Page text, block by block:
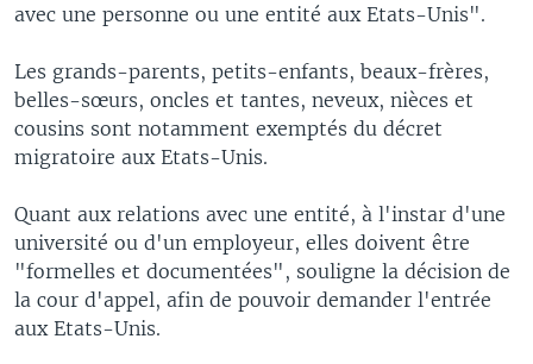
avec une personne ou une entité aux Etats-Unis".
Les grands-parents, petits-enfants, beaux-frères,
belles-sœurs, oncles et tantes, neveux, nièces et
cousins sont notamment exemptés du décret
migratoire aux Etats-Unis.
Quant aux relations avec une entité, à l'instar d'une
université ou d'un employeur, elles doivent être
"formelles et documentées", souligne la décision de
la cour d'appel, afin de pouvoir demander l'entrée
aux Etats-Unis.